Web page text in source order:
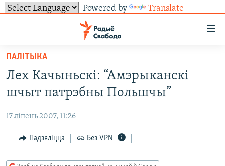
Powered by Translate
ўнівэрсальнага
доступу
Перайсьці
да
галоўнага
Перайсьці
ЛЮДЗІ
ПАЛІТЫКА
ТОЛЬКІ НА СВАБОДЗЕ
БЛОГІ
ГІСТОРЫЯ НА СВАБОДЗЕ
АБЫСЬЦІ БЛЯКАВАНЬНЕ
ПАДЗЯЛІЦЦА ІНФАРМАЦЫЯЙ
ПАДПІСАЦЦА
RSS
ПАЛІТЫКА
Лех Качыньскі: “Амэрыканскі
шчыт патрэбны Польшчы”
17 ліпень 2007, 11:26
Падзяліцца Без VPN